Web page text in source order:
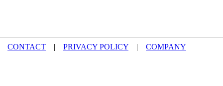
CONTACT | PRIVACY POLICY | COMPANY